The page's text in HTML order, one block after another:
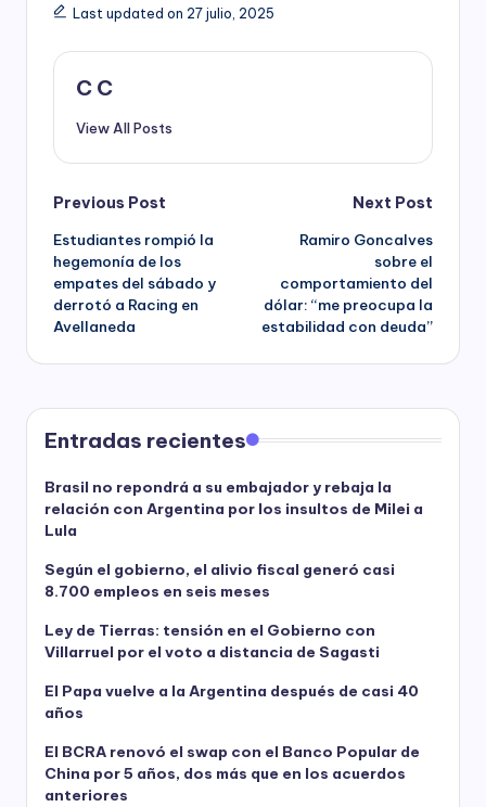
Last updated on 27 julio, 2025
C C
View All Posts
Post
navigation
Previous Post
Estudiantes rompió la
hegemonía de los
empates del sábado y
derrotó a Racing en
Avellaneda
Next Post
Ramiro Goncalves
sobre el
comportamiento del
dólar: “me preocupa la
estabilidad con deuda”
Entradas recientes
Brasil no repondrá a su embajador y rebaja la
relación con Argentina por los insultos de Milei a
Lula
Según el gobierno, el alivio fiscal generó casi
8.700 empleos en seis meses
Ley de Tierras: tensión en el Gobierno con
Villarruel por el voto a distancia de Sagasti
El Papa vuelve a la Argentina después de casi 40
años
El BCRA renovó el swap con el Banco Popular de
China por 5 años, dos más que en los acuerdos
anteriores